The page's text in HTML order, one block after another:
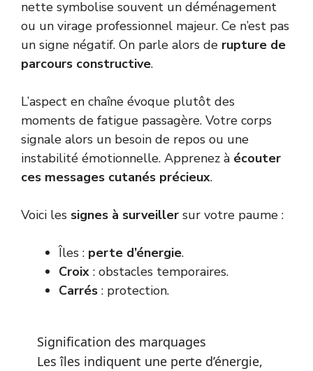
nette symbolise souvent un déménagement
ou un virage professionnel majeur. Ce n’est pas
un signe négatif. On parle alors de rupture de
parcours constructive.
L’aspect en chaîne évoque plutôt des
moments de fatigue passagère. Votre corps
signale alors un besoin de repos ou une
instabilité émotionnelle. Apprenez à écouter
ces messages cutanés précieux.
Voici les signes à surveiller sur votre paume :
Îles : perte d’énergie.
Croix : obstacles temporaires.
Carrés : protection.
Signification des marquages
Les îles indiquent une perte d’énergie,